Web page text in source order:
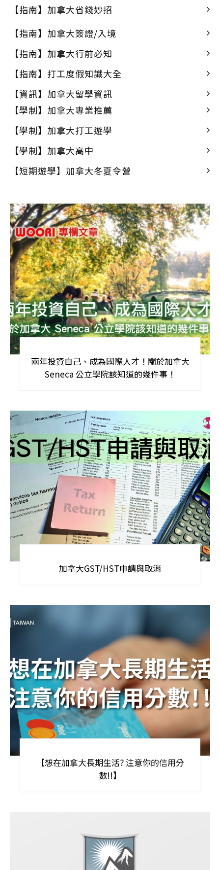
【指南】加拿大省錢妙招
【指南】加拿大簽證/入境
【指南】加拿大行前必知
【指南】打工度假知識大全
【資訊】加拿大留學資訊
【學制】加拿大專業推薦
【學制】加拿大打工遊學
【學制】加拿大高中
【短期遊學】加拿大冬夏令營
兩年投資自己、成為國際人才！關於加拿大
Seneca 公立學院該知道的幾件事！
加拿大GST/HST申請與取消
【想在加拿大長期生活? 注意你的信用分
數!!】